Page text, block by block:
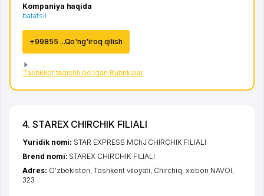
Kompaniya haqida
batafsil
+99855 ...Qo'ng'iroq qilish
Tashkilot tegishli bo'lgan Rubrikalar
4. STAREX CHIRCHIK FILIALI
Yuridik nomi: STAR EXPRESS MChJ CHIRCHIK FILIALI
Brend nomi: STAREX CHIRCHIK FILIALI
Adres: O'zbekiston,Toshkent viloyati Chirchiq xiеbon NAVOI
323